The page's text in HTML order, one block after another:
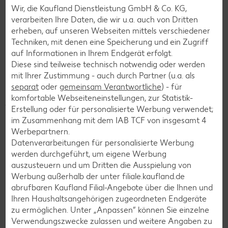
enthält lediglich 15 Kalorien. Doch kann ein Sellerie-Smoothie
oder -Saft aus diesem Gemüse tatsächlich entgiften oder
entschlacken? Derzeit existiert trotz des Hypes um den
Sellerie kein empirischer Beweis dafür. Auf welche Weise
sich der grüne Trank positiv auf dein persönliches
Wohlbefinden auswirkt, kannst du nur selbst testen. Doch
Vorsicht, fang vielleicht nicht gleich mit einem großen Glas
Selleriesaft, sondern lieber mit kleinen Portionen an. Nicht
jeder Magen ist an Rohkost gewöhnt, außerdem ist der Saft
aufgrund des starken Aromas für manche Menschen
gewöhnungsbedürftig. Wem der Geschmack zu herb ist,
verleiht dem Drink einfach mit etwas Apfelsaft eine
angenehme Süße.
Detox
Detox: Nur ein Mythos?
Wir, die Kaufland Dienstleistung GmbH & Co. KG,
verarbeiten Ihre Daten, die wir u.a. auch von Dritten
erheben, auf unseren Webseiten mittels verschiedener
Techniken, mit denen eine Speicherung und ein Zugriff
auf Informationen in Ihrem Endgerät erfolgt.
Diese sind teilweise technisch notwendig oder werden
mit Ihrer Zustimmung - auch durch Partner (u.a. als
separat oder gemeinsam Verantwortliche) - für
komfortable Webseiteneinstellungen, zur Statistik-
Erstellung oder für personalisierte Werbung verwendet;
im Zusammenhang mit dem IAB TCF von insgesamt 4
Werbepartnern.
Datenverarbeitungen für personalisierte Werbung
werden durchgeführt, um eigene Werbung
auszusteuern und um Dritten die Ausspielung von
Werbung außerhalb der unter filiale.kaufland.de
abrufbaren Kaufland Filial-Angebote über die Ihnen und
Ihren Haushaltsangehörigen zugeordneten Endgeräte
zu ermöglichen. Unter „Anpassen“ können Sie einzelne
Verwendungszwecke zulassen und weitere Angaben zu